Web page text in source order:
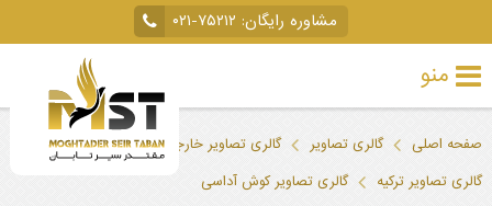
مشاوره رایگان: ۰۲۱-۷۵۲۱۲
منو
صفحه اصلی گالری تصاویر
گالری تصاویر خارجی
گالری تصاویر ترکیه
گالری تصاویر کوش آداسی